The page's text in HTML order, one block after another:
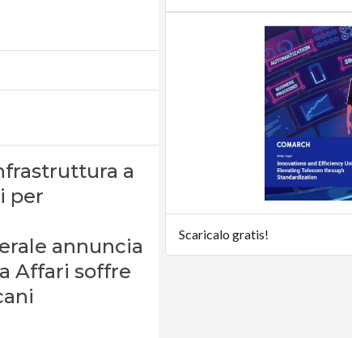
Podcast
Privacy
a
per
annuncia
Affari soffre
Scaricalo gratis!